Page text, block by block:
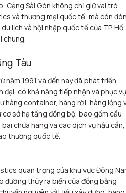
Cảng Sài Gòn không chỉ giữ vai trò
và thương mại quốc tế, mà còn
lịch và hội nhập quốc tế của TP. Hồ
chung.
Tàu
năm 1991 và đến nay đã phát triển
có khả năng tiếp nhận và phục vụ
hàng container, hàng rời, hàng lỏng
sở hạ tầng đồng bộ, bao gồm cầu
chứa hàng và các dịch vụ hậu cần,
thương quốc tế.
quan trọng của khu vực Đông
đường thủy ra biển của đồng bằng